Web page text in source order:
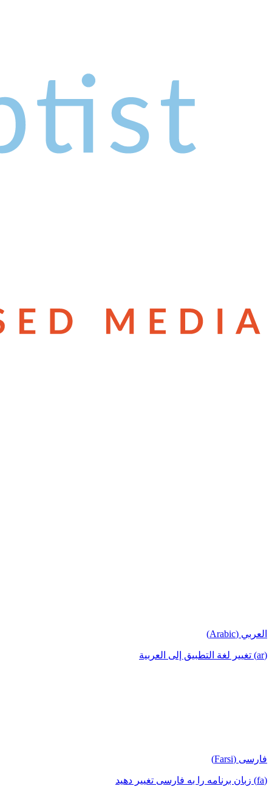
العربي (Arabic)
(ar) تغيير لغة التطبيق إلى العربية
فارسی (Farsi)
(fa) زبان برنامه را به فارسی تغییر دهید